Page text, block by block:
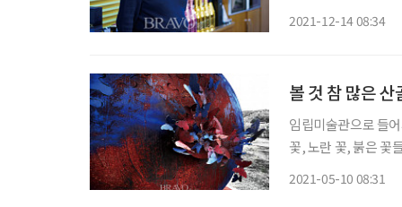
2021-12-14 08:34
볼 것 참 많은
임립미술관으로 들
꽃, 노란 꽃, 붉은 꽃
2021-05-10 08:31